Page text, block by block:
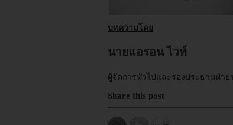
บทความโดย
นายแอรอน ไวท์
ผู้จัดการทั่วไปและรองประธานฝ่
Share this post